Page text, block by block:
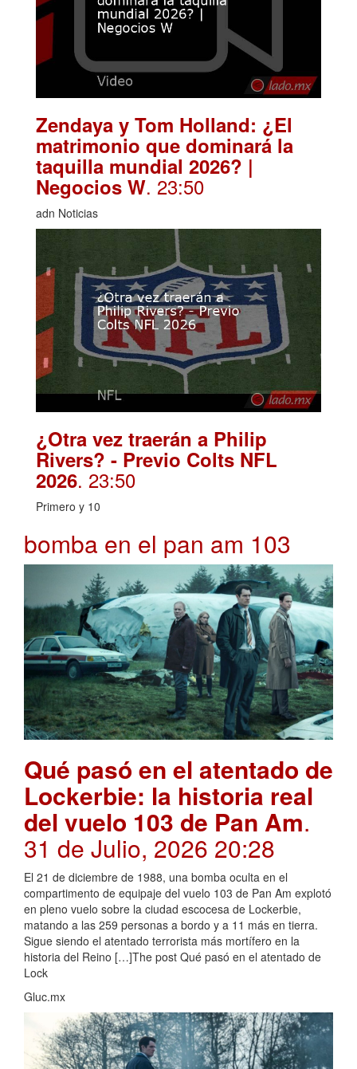
Zendaya y Tom Holland: ¿El
matrimonio que dominará la
taquilla mundial 2026? |
Negocios W. 23:50
adn Noticias
¿Otra vez traerán a Philip
Rivers? - Previo Colts NFL
2026. 23:50
Primero y 10
bomba en el pan am 103
Qué pasó en el atentado de
Lockerbie: la historia real
del vuelo 103 de Pan Am.
31 de Julio, 2026 20:28
El 21 de diciembre de 1988, una bomba oculta en el
compartimento de equipaje del vuelo 103 de Pan Am explotó
en pleno vuelo sobre la ciudad escocesa de Lockerbie,
matando a las 259 personas a bordo y a 11 más en tierra.
Sigue siendo el atentado terrorista más mortífero en la
historia del Reino […]The post Qué pasó en el atentado de
Lock
Gluc.mx